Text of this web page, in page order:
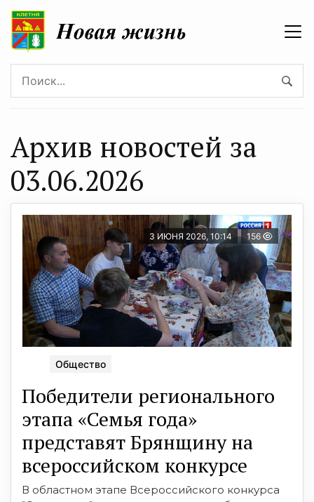
Архив новостей за
03.06.2026
3 ИЮНЯ 2026, 10:14 156
Общество
Победители регионального
этапа «Семья года»
представят Брянщину на
всероссийском конкурсе
В областном этапе Всероссийского конкурса